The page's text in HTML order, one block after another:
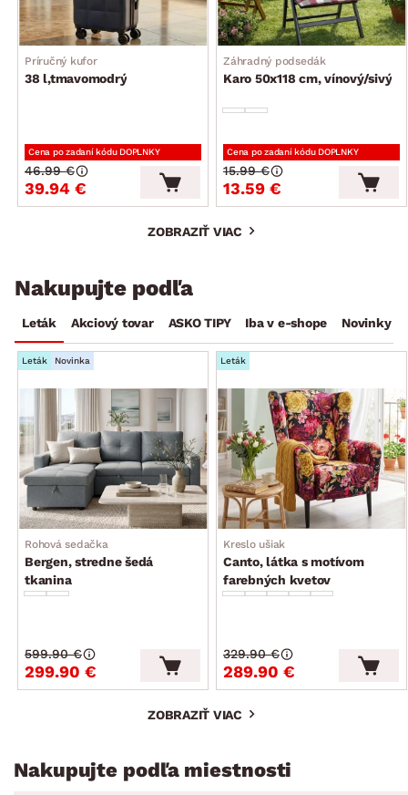
Príručný kufor
38 l,tmavomodrý
Cena po zadaní kódu DOPLNKY
39.94 €
46.99 €
Záhradný podsedák
Karo 50x118 cm, vínový/sivý
Cena po zadaní kódu DOPLNKY
13.59 €
15.99 €
ZOBRAZIŤ VIAC
Nakupujte podľa
Leták Akciový tovar ASKO TIPY Iba v e-shope Novinky
Leták Novinka
Rohová sedačka
Bergen, stredne šedá
tkanina
299.90 €
599.90 €
Leták
Kreslo ušiak
Canto, látka s motívom
farebných kvetov
289.90 €
329.90 €
ZOBRAZIŤ VIAC
Nakupujte podľa miestnosti